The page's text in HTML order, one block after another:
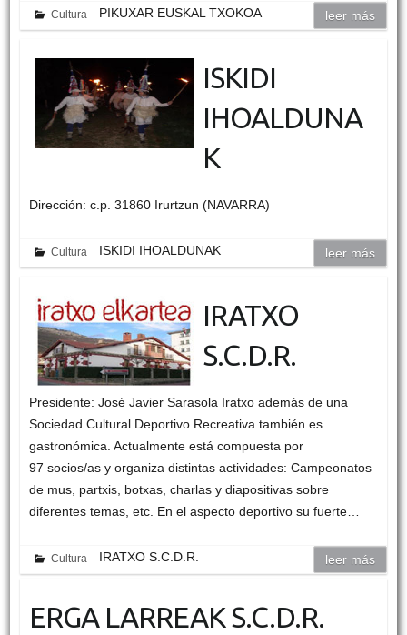
Cultura PIKUXAR EUSKAL TXOKOA leer más
ISKIDI
IHOALDUNA
K
Dirección: c.p. 31860 Irurtzun (NAVARRA)
Cultura ISKIDI IHOALDUNAK leer más
IRATXO
S.C.D.R.
Presidente: José Javier Sarasola Iratxo además de una
Sociedad Cultural Deportivo Recreativa también es
gastronómica. Actualmente está compuesta por
97 socios/as y organiza distintas actividades: Campeonatos
de mus, partxis, botxas, charlas y diapositivas sobre
diferentes temas, etc. En el aspecto deportivo su fuerte…
Cultura IRATXO S.C.D.R. leer más
ERGA LARREAK S.C.D.R.